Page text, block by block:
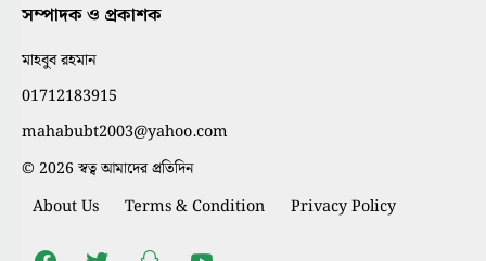
সম্পাদক ও প্রকাশক
মাহবুব রহমান
01712183915
mahabubt2003@yahoo.com
© 2026 স্বত্ব আমাদের প্রতিদিন
About Us Terms & Condition Privacy Policy